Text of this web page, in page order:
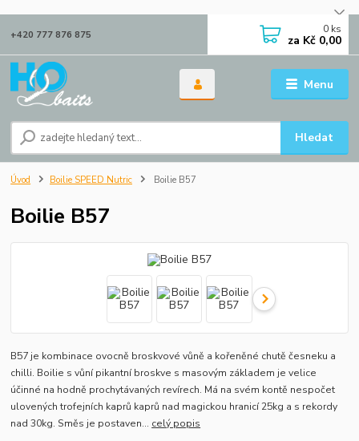
Menu
Hledat
+420 777 876 875 0 ks
za Kč 0,00
Úvod Boilie SPEED Nutric Boilie B57
Boilie B57
B57 je kombinace ovocně broskvové vůně a kořeněné chutě česneku a
chilli. Boilie s vůní pikantní broskve s masovým základem je velice
účinné na hodně prochytávaných revírech. Má na svém kontě nespočet
ulovených trofejních kaprů kaprů nad magickou hranicí 25kg a s rekordy
nad 30kg. Směs je postaven... celý popis